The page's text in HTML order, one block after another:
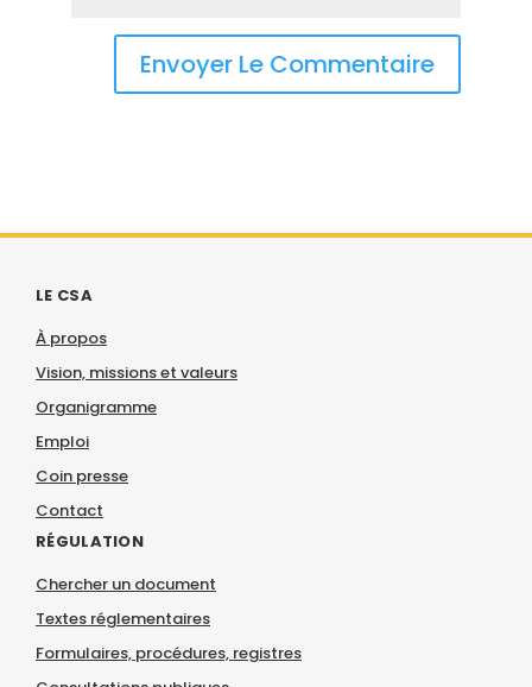
LE CSA
À propos
Vision, missions et valeurs
Organigramme
Emploi
Coin presse
Contact
RÉGULATION
Chercher un document
Textes réglementaires
Formulaires, procédures, registres